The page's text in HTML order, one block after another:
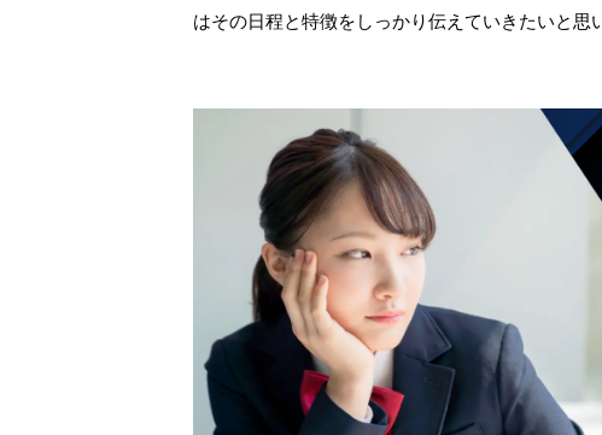
はその日程と特徴をしっかり伝えていきたいと思